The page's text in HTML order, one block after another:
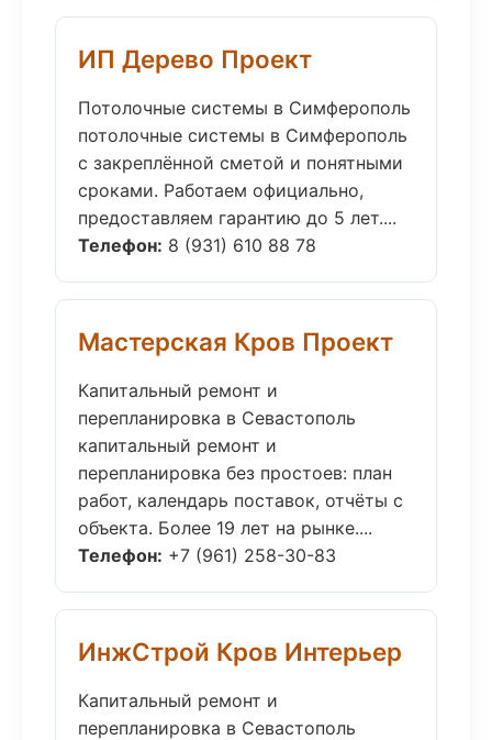
ИП Дерево Проект
Потолочные системы в Симферополь
потолочные системы в Симферополь
с закреплённой сметой и понятными
сроками. Работаем официально,
предоставляем гарантию до 5 лет....
Телефон: 8 (931) 610 88 78
Мастерская Кров Проект
Капитальный ремонт и
перепланировка в Севастополь
капитальный ремонт и
перепланировка без простоев: план
работ, календарь поставок, отчёты с
объекта. Более 19 лет на рынке....
Телефон: +7 (961) 258-30-83
ИнжСтрой Кров Интерьер
Капитальный ремонт и
перепланировка в Севастополь